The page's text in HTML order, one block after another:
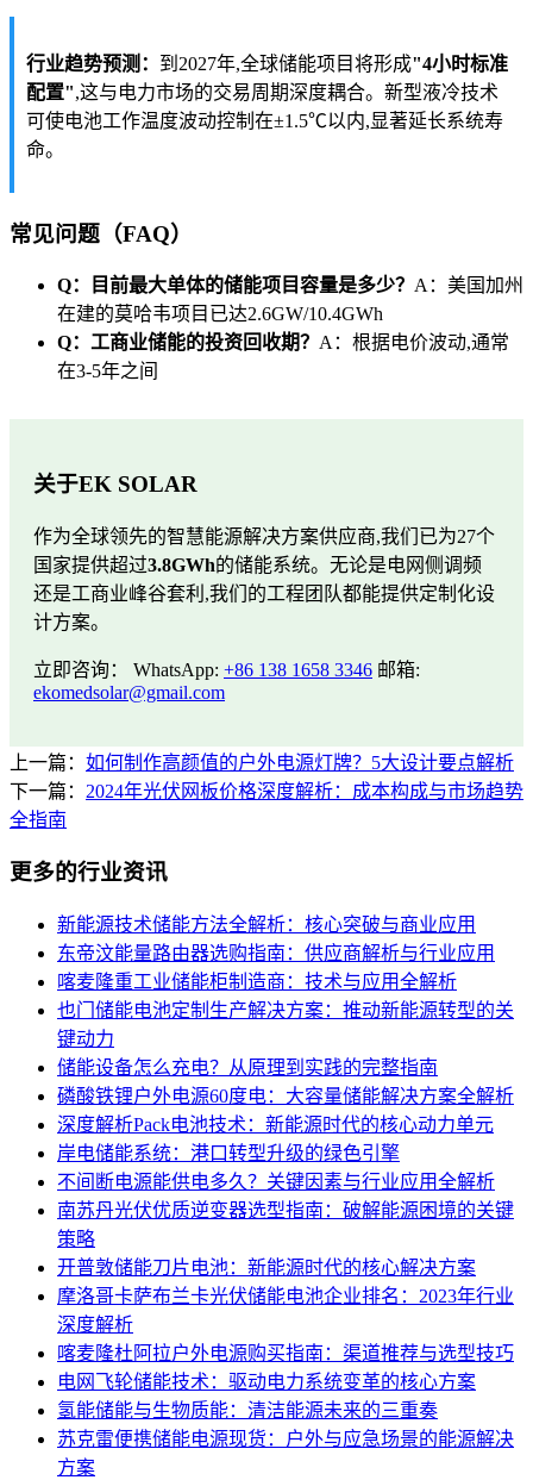
行业趋势预测： 到2027年,全球储能项目将形成"4小时标准
配置",这与电力市场的交易周期深度耦合。新型液冷技术
可使电池工作温度波动控制在±1.5℃以内,显著延长系统寿
命。
常见问题（FAQ）
Q：目前最大单体的储能项目容量是多少？ A：美国加州
在建的莫哈韦项目已达2.6GW/10.4GWh
Q：工商业储能的投资回收期？ A：根据电价波动,通常
在3-5年之间
关于EK SOLAR
作为全球领先的智慧能源解决方案供应商,我们已为27个
国家提供超过3.8GWh的储能系统。无论是电网侧调频
还是工商业峰谷套利,我们的工程团队都能提供定制化设
计方案。
立即咨询： WhatsApp: +86 138 1658 3346 邮箱:
ekomedsolar@gmail.com
上一篇： 如何制作高颜值的户外电源灯牌？5大设计要点解析
下一篇： 2024年光伏网板价格深度解析：成本构成与市场趋势
全指南
更多的行业资讯
新能源技术储能方法全解析：核心突破与商业应用
东帝汶能量路由器选购指南：供应商解析与行业应用
喀麦隆重工业储能柜制造商：技术与应用全解析
也门储能电池定制生产解决方案：推动新能源转型的关
键动力
储能设备怎么充电？从原理到实践的完整指南
磷酸铁锂户外电源60度电：大容量储能解决方案全解析
深度解析Pack电池技术：新能源时代的核心动力单元
岸电储能系统：港口转型升级的绿色引擎
不间断电源能供电多久？关键因素与行业应用全解析
南苏丹光伏优质逆变器选型指南：破解能源困境的关键
策略
开普敦储能刀片电池：新能源时代的核心解决方案
摩洛哥卡萨布兰卡光伏储能电池企业排名：2023年行业
深度解析
喀麦隆杜阿拉户外电源购买指南：渠道推荐与选型技巧
电网飞轮储能技术：驱动电力系统变革的核心方案
氢能储能与生物质能：清洁能源未来的三重奏
苏克雷便携储能电源现货：户外与应急场景的能源解决
方案